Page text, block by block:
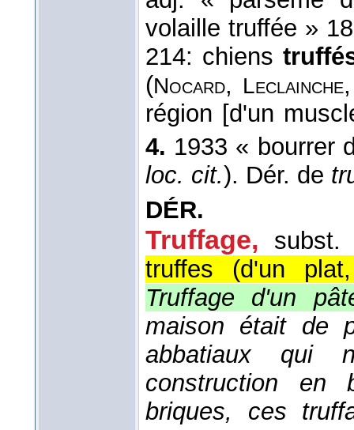
volaille truffée »
214: chiens
(Nocard, Leclainche
région [d'un
4. 1933 « bourrer
loc. cit.). Dér. de
DÉR.
Truffage,
subst.
truffes (d'un
Truffage d'un
maison était de
abbatiaux qui
construction en
briques, ces